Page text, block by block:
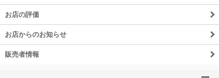
お店の評価
お店からのお知らせ
販売者情報